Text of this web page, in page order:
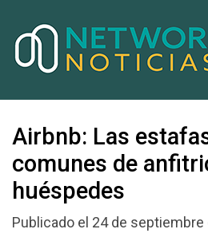
Airbnb: Las
comunes de
huéspedes
Publicado el 24 de septiembre